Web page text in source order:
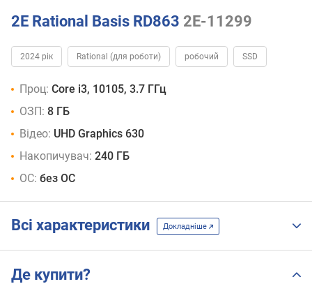
2E Rational Basis RD863 2E-11299
2024 рік Rational (для роботи) робочий SSD
Проц: Core i3, 10105, 3.7 ГГц
ОЗП: 8 ГБ
Відео: UHD Graphics 630
Накопичувач: 240 ГБ
ОС: без ОС
Всі характеристики Докладніше
Де купити?